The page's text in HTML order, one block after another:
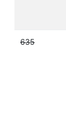
635